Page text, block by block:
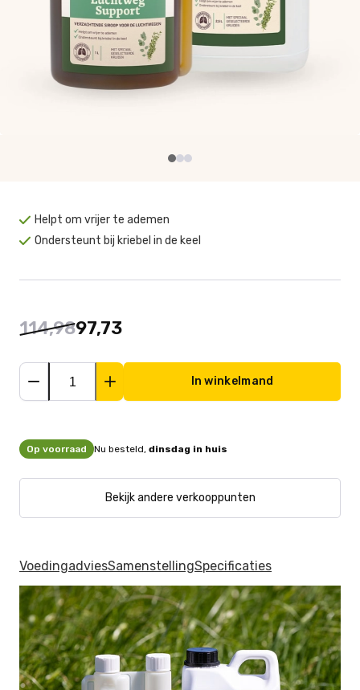
Helpt om vrijer te ademen
Ondersteunt bij kriebel in de keel
114,9897,73
In winkelmand
Op voorraad Nu besteld, dinsdag in huis
Bekijk andere verkooppunten
VoedingadviesSamenstellingSpecificaties